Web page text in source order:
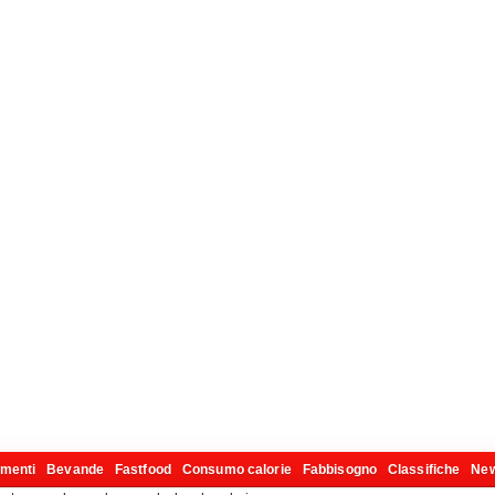
Bevande Fastfood Consumo calorie Fabbisogno Classifiche